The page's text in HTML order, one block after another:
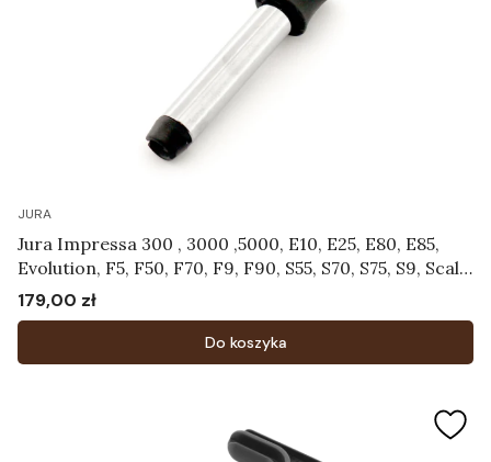
JURA
Jura Impressa 300 , 3000 ,5000, E10, E25, E80, E85,
Evolution, F5, F50, F70, F9, F90, S55, S70, S75, S9, Scala,
Cena
179,00 zł
Do koszyka